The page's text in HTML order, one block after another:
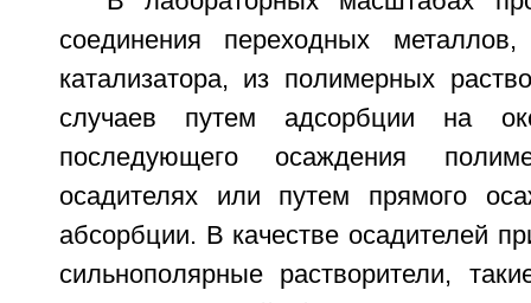
соединения переходных
катализатора, из полимерных
случаев путем адсорбции на
последующего осаждения
осадителях или путем прямого
абсорбции. В качестве осадителей
сильнополярные растворители,